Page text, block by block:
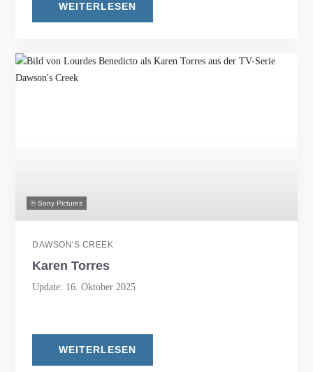
WEITERLESEN
© Sony Pictures
DAWSON'S CREEK
Karen Torres
Update: 16. Oktober 2025
WEITERLESEN